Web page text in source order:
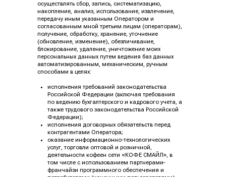
осуществлять сбор, запись, систематизацию,
накопление, анализ, использование, извлечение,
передачу иным указанным Оператором и
согласованным мной третьим лицам (операторам),
получение, обработку, хранение, уточнение
(обновление, изменение), обезличивание,
блокирование, удаление, уничтожение моих
персональных данных путем ведения баз данных
автоматизированным, механическим, ручным
способами в целях:
исполнения требований законодательства
Российской Федерации (включая требования
по ведению бухгалтерского и кадрового учета, а
также трудового законодательства Российской
Федерации);
исполнения договорных обязательств перед
контрагентами Оператора;
оказание информационно-технологических
услуг, торговли оптовой и розничной,
деятельности кофеен сети «КОФЕ СМАЙЛ», в
том числе с использованием партнерами-
франчайзи программного обеспечения и